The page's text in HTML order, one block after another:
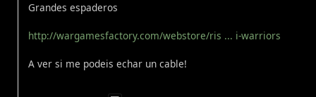
Grandes espaderos
http://wargamesfactory.com/webstore/ris ... i-warriors
A ver si me podeis echar un cable!